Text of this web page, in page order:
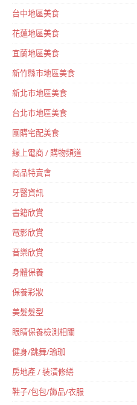
台中地區美食
花蓮地區美食
宜蘭地區美食
新竹縣市地區美食
新北市地區美食
台北市地區美食
團購宅配美食
線上電商 / 購物頻道
商品特賣會
牙醫資訊
書籍欣賞
電影欣賞
音樂欣賞
身體保養
保養彩妝
美髮髮型
眼睛保養檢測相關
健身/跳舞/瑜珈
房地產 / 裝潢修繕
鞋子/包包/飾品/衣服